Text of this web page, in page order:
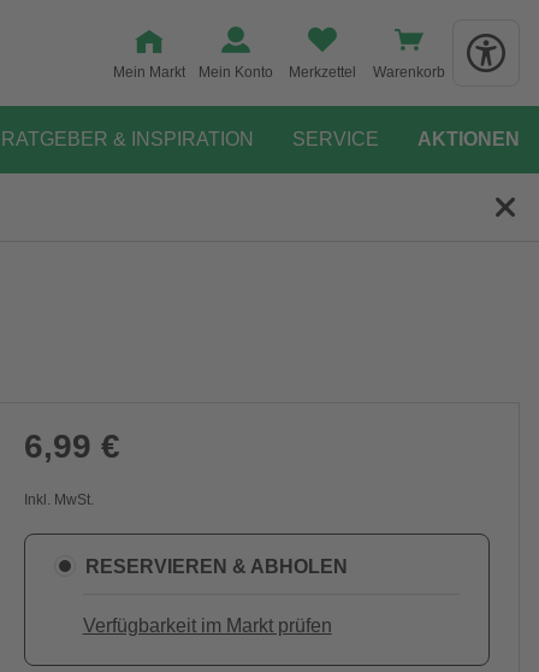
Mein Markt Mein Konto Merkzettel Warenkorb
RATGEBER & INSPIRATION SERVICE AKTIONEN
6,99 €
Inkl. MwSt.
RESERVIEREN & ABHOLEN
Verfügbarkeit im Markt prüfen